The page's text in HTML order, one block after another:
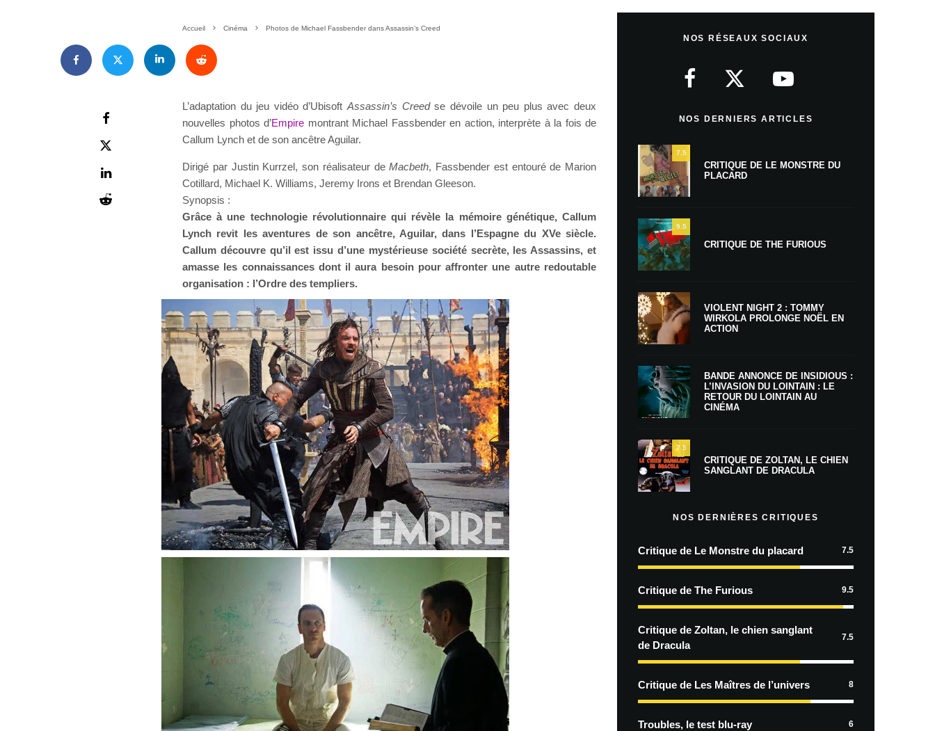
Accueil Cinéma Photos de Michael Fassbender dans Assassin’s Creed
L’adaptation du jeu vidéo d’UbisoftAssassin’s Creedse dévoile un peu plus avec deux
nouvelles photos d’Empire montrant Michael Fassbender en action, interprète à la fois de
Callum Lynch et de son ancêtre Aguilar.
Dirigé par Justin Kurrzel, son réalisateur deMacbeth, Fassbender est entouré de Marion
Cotillard, Michael K. Williams, Jeremy Irons et Brendan Gleeson.
Synopsis :
Grâce à une technologie révolutionnaire qui révèle la mémoire génétique, Callum
Lynch revit les aventures de son ancêtre, Aguilar, dans l’Espagne du XVe siècle.
Callum découvre qu’il est issu d’une mystérieuse société secrète, les Assassins, et
amasse les connaissances dont il aura besoin pour affronter une autre redoutable
organisation : l’Ordre des templiers.
NOS RÉSEAUX SOCIAUX
NOS DERNIERS ARTICLES
7.5
CRITIQUE DE LE MONSTRE DU
PLACARD
9.5
CRITIQUE DE THE FURIOUS
VIOLENT NIGHT 2 : TOMMY
WIRKOLA PROLONGE NOËL EN
ACTION
BANDE ANNONCE DE INSIDIOUS :
L’INVASION DU LOINTAIN : LE
RETOUR DU LOINTAIN AU
CINÉMA
7.5
CRITIQUE DE ZOLTAN, LE CHIEN
SANGLANT DE DRACULA
NOS DERNIÈRES CRITIQUES
Critique de Le Monstre du placard 7.5
Critique de The Furious 9.5
Critique de Zoltan, le chien sanglant
de Dracula
7.5
Critique de Les Maîtres de l’univers 8
Troubles, le test blu-ray 6